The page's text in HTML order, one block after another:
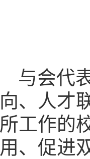
与会代
向、人才
所工作的
用、促进